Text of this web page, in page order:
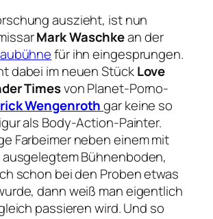
auszieht, ist nun
Mark Waschkean der
für ihn eingesprungen.
dabei im neuen StückLove
Timesvon Planet-Porno-
Wengenroth gar keine so
als Body-Action-Painter.
Farbeimer neben einem mit
ausgelegtem Bühnenboden,
schon bei den Proben etwas
dann weiß man eigentlich
passieren wird. Und so